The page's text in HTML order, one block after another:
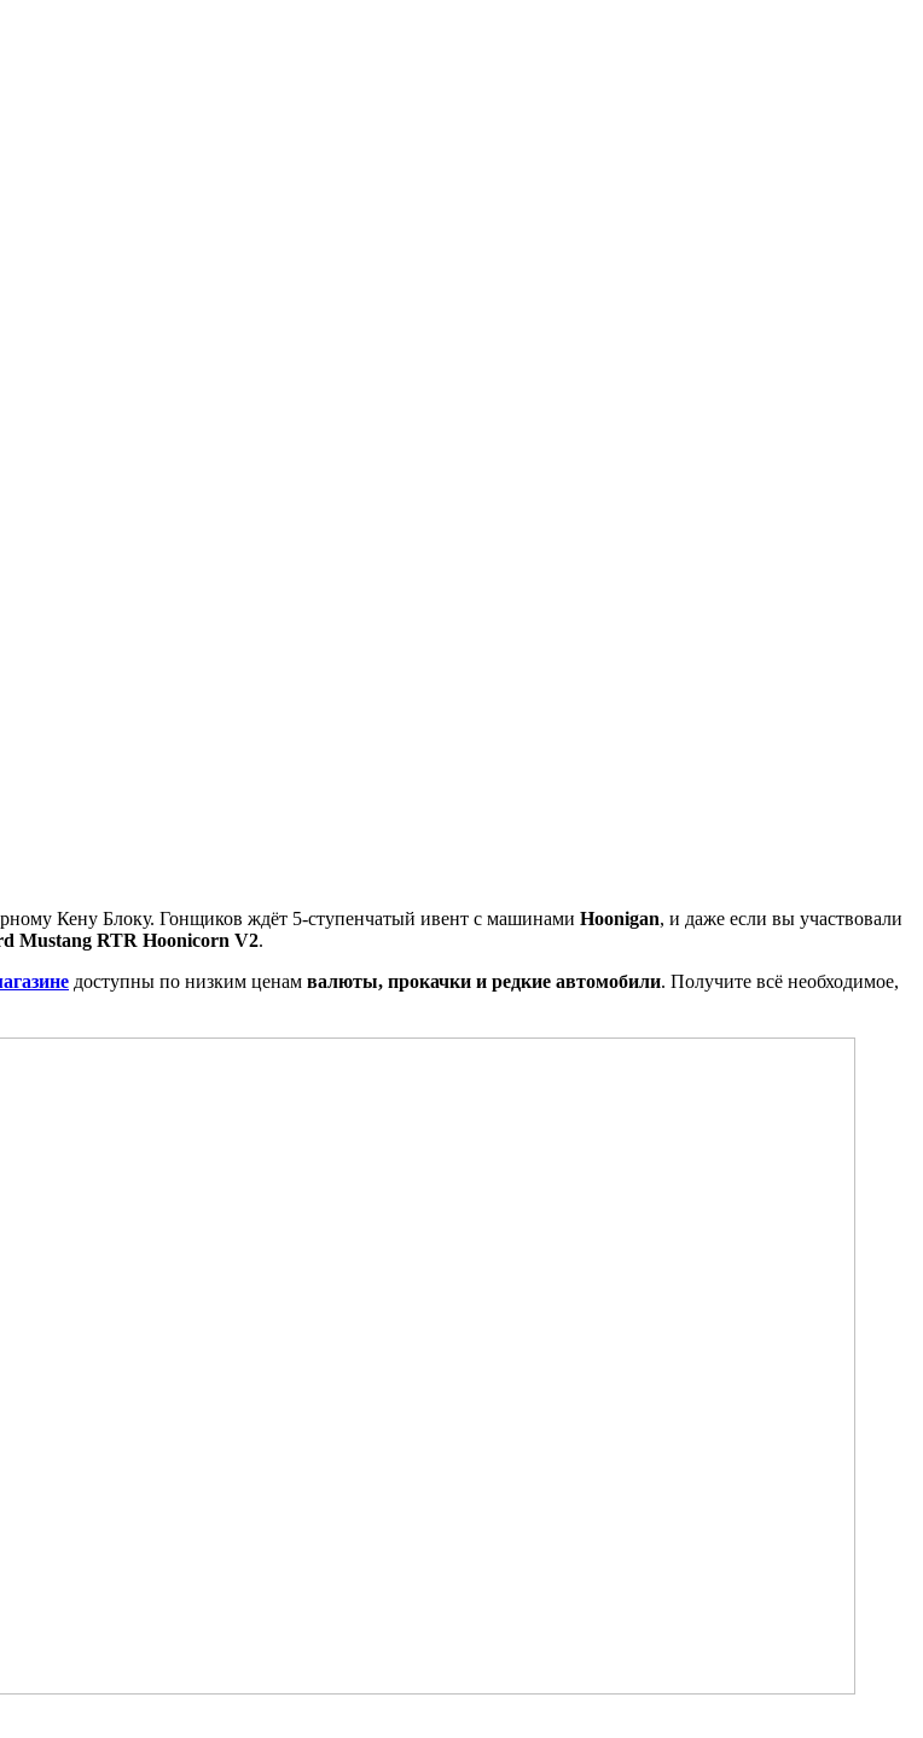
Кену Блоку. Гонщиков ждёт 5-ступенчатый ивент с машинами Hoonigan, и даже если вы участвовали
Mustang RTR Hoonicorn V2.
доступны по низким ценам валюты, прокачки и редкие автомобили. Получите всё необходимое,